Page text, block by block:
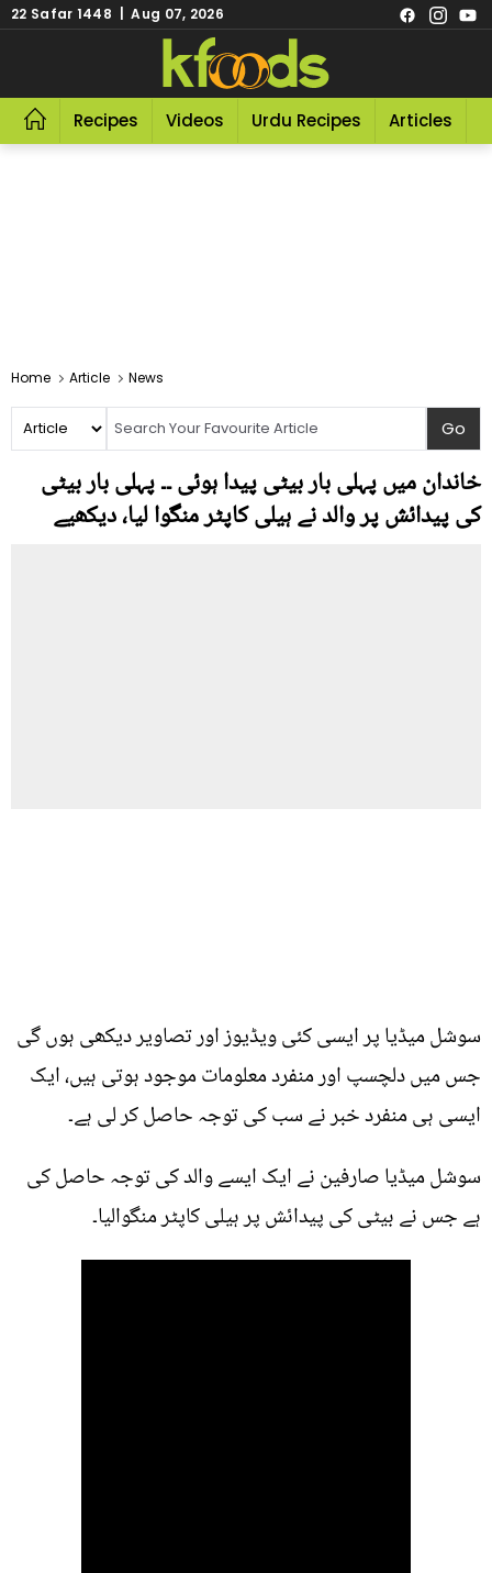
22 Safar 1448 | Aug 07, 2026
Recipes Videos Urdu Recipes Articles
Home Article News
خاندان میں پہلی بار بیٹی پیدا ہوئی ۔۔ پہلی بار بیٹی
کی پیدائش پر والد نے ہیلی کاپٹر منگوا لیا، دیکھیے
سوشل میڈیا پر ایسی کئی ویڈیوز اور تصاویر دیکھی ہوں گی
جس میں دلچسپ اور منفرد معلومات موجود ہوتی ہیں، ایک
ایسی ہی منفرد خبر نے سب کی توجہ حاصل کر لی ہے۔
سوشل میڈیا صارفین نے ایک ایسے والد کی توجہ حاصل کی
ہے جس نے بیٹی کی پیدائش پر ہیلی کاپٹر منگوالیا۔